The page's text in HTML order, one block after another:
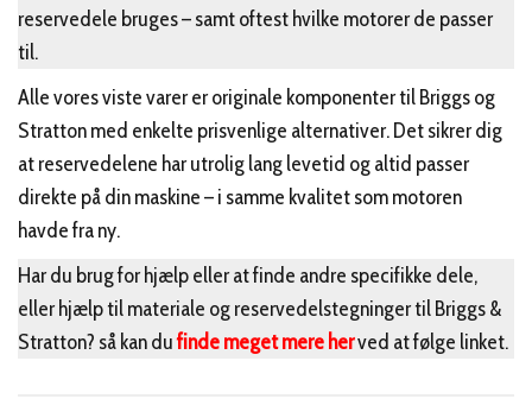
reservedele bruges – samt oftest hvilke motorer de passer
til.
Alle vores viste varer er originale komponenter til Briggs og
Stratton med enkelte prisvenlige alternativer. Det sikrer dig
at reservedelene har utrolig lang levetid og altid passer
direkte på din maskine – i samme kvalitet som motoren
havde fra ny.
Har du brug for hjælp eller at finde andre specifikke dele,
eller hjælp til materiale og reservedelstegninger til Briggs &
Stratton? så kan dufinde meget mere herved at følge linket.